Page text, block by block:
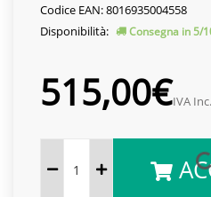
Codice EAN: 8016935004558
Disponibilità:
Consegna in 5/
515,00€IVA Inc.